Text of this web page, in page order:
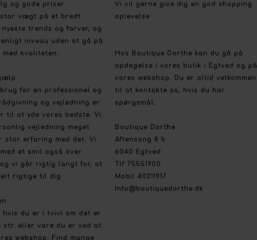
og gode priser
vægt på et bredt
nyeste trends og farver, og
niveau uden at gå på
med kvaliteten.
for en professionel og
og vejledning er
til at yde vores bedste. Vi
vejledning meget
stor erfaring med det. Vi
et smil også over
vi går rigtig langt for, at
rigtige til dig
hvis du er i tvivl om det er
str. eller vare du er ved at
webshop. Find mange
Vi vil gerne give dig en god shopping
oplevelse
Hos Boutique Dorthe kan du gå på
opdagelse i vores butik i Egtved og på
vores webshop. Du er altid velkommen
til at kontakte os, hvis du har
spørgsmål.
Boutique Dorthe
Aftensang 8 b
6040 Egtved
Tlf 75551900
Mobil 40211917
Info@boutiquedorthe.dk